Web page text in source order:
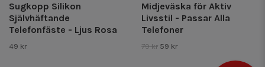
Sugkopp Silikon
Självhäftande
Telefonfäste - Ljus Rosa
49 kr
Midjeväska för Aktiv
Livsstil - Passar Alla
Telefoner
79 kr 59 kr